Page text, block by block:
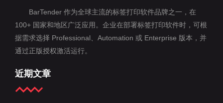
BarTender 作为全球主流的标签打印软件品牌之一，在
100+ 国家和地区广泛应用。企业在部署标签打印软件时，可根
据需求选择 Professional、Automation 或 Enterprise 版本，并
通过正版授权激活运行。
近期文章